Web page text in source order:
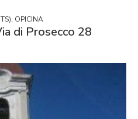
OPICINA
di Prosecco 28